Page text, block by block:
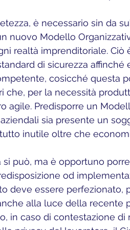
è necessario sin da
nuovo Modello
realtà imprenditoriale.
di sicurezza
cosicché questa
che, per la necessità
agile. Predisporre un
sia presente un
inutile oltre che
si può, ma è opportuno
od
deve essere
alla luce della recente
in caso di contestazione